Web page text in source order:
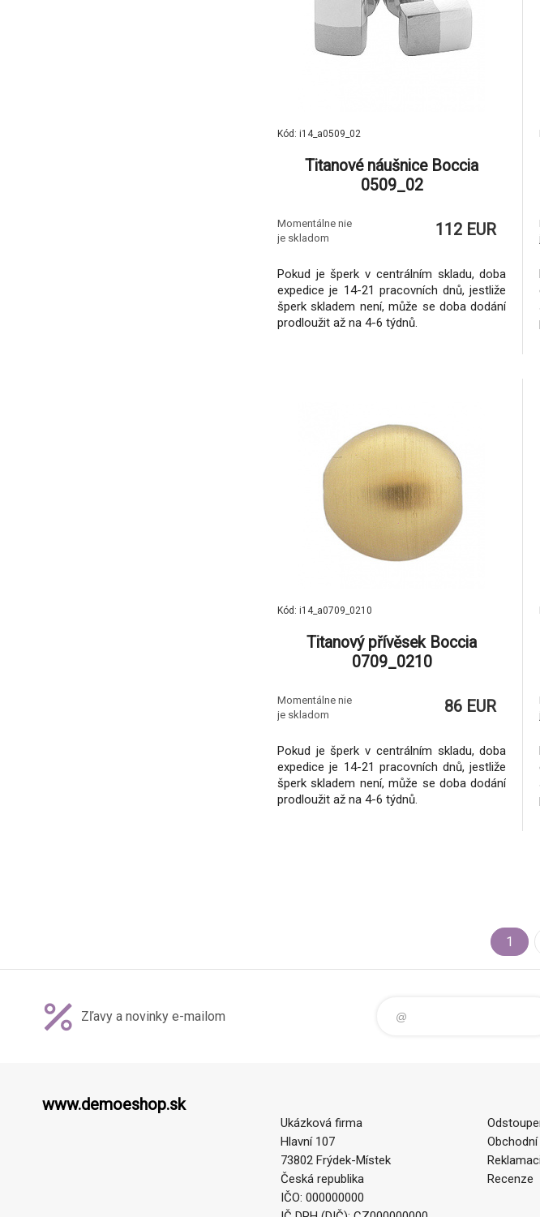
Kód: i14_a0509_02
Titanové náušnice Boccia
0509_02
Momentálne nie
je skladom
112 EUR
Pokud je šperk v centrálním skladu, doba
expedice je 14-21 pracovních dnů, jestliže
šperk skladem není, může se doba dodání
prodloužit až na 4-6 týdnů.
Kód: i14_a0709_0210
Titanový přívěsek Boccia
0709_0210
Momentálne nie
je skladom
86 EUR
Pokud je šperk v centrálním skladu, doba
expedice je 14-21 pracovních dnů, jestliže
šperk skladem není, může se doba dodání
prodloužit až na 4-6 týdnů.
1
Zľavy a novinky e-mailom
www.demoeshop.sk
Ukázková firma
Hlavní 107
73802 Frýdek-Místek
Česká republika
IČO: 000000000
Recenze